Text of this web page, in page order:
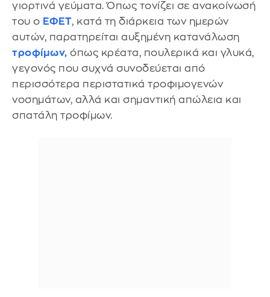
γιορτινά γεύματα. Όπως τονίζει σε ανακοίνωσή
του ο ΕΦΕΤ, κατά τη διάρκεια των ημερών
αυτών, παρατηρείται αυξημένη κατανάλωση
τροφίμων, όπως κρέατα, πουλερικά και γλυκά,
γεγονός που συχνά συνοδεύεται από
περισσότερα περιστατικά τροφιμογενών
νοσημάτων, αλλά και σημαντική απώλεια και
σπατάλη τροφίμων.